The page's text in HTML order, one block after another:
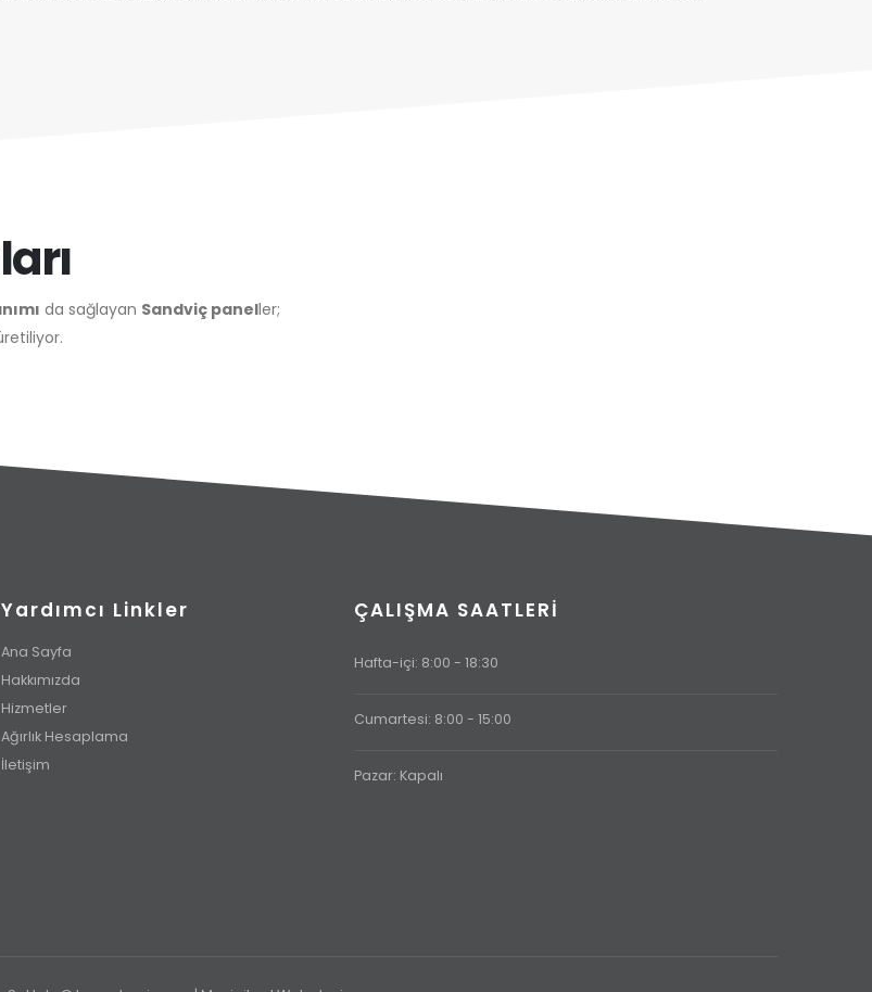
da sağlayan Sandviç paneller;
Yardımcı Linkler
Ana Sayfa
Hakkımızda
Hizmetler
Ağırlık Hesaplama
İletişim
ÇALIŞMA SAATLERI
Hafta-içi: 8:00 - 18:30
Cumartesi: 8:00 - 15:00
Pazar: Kapalı